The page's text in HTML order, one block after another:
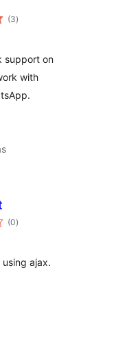
(3total
de
)
support on
with
(0total
de
)
ajax.